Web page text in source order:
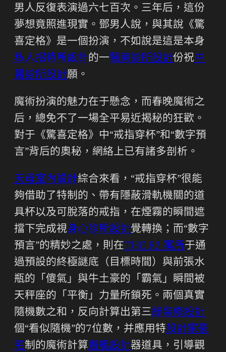
男人反復表演過六七百次。三年后，這份
夢想竟照進現實。鄧男人說，與其說《驚
喜定格》是一個扮演，不如說是這是本身
私人招待所設計的一醫美診所設計份祝中
醫診所設計願。
魔術扮演的魅力在于懸念，而春晚魔術之
后，總免不了一場全平易近揭秘的狂歡。
對于《驚喜定格》中“戒指穿杯”和“數字預
言”背后的奧秘，網絡上已有諸多剖析。
天母室內設計綜合來看，“戒指穿杯”很能
夠借助了特制的、帶有隱蔽滑軌機關的道
具杯以及可脫落的戒指，在煙霧的瞬間遮
擋下完成視身心診所設計覺轉換；而“數字
預言”的精妙之處，則在THE R3 寓所于通
過預設的終極謎底（目標時間）與前張水
瓶的「傻氣」與牛土豪的「霸氣」瞬間被
天秤座的「平衡」力量所鎖死。兩個真實
隨機數之和，反向計算出第三綠裝修設計
個“看似隨機”的7位數，并應用特設計家豪
宅制的魔術計算遊艇設計器道具，引導觀